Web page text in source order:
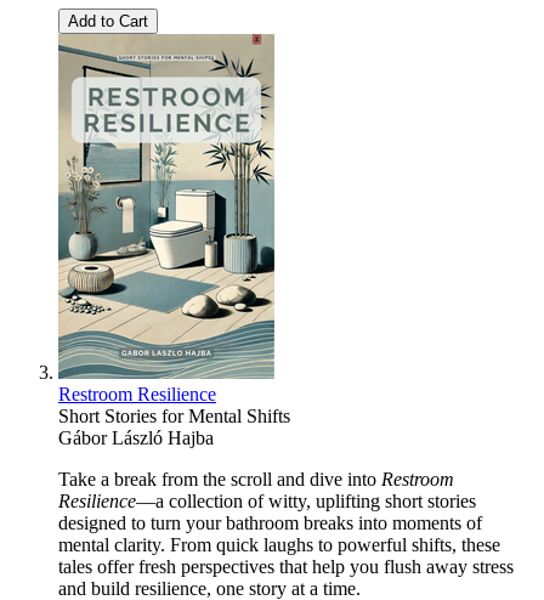
Add to Cart
Restroom Resilience
Short Stories for Mental Shifts
Gábor László Hajba
Take a break from the scroll and dive into Restroom
Resilience—a collection of witty, uplifting short stories
designed to turn your bathroom breaks into moments of
mental clarity. From quick laughs to powerful shifts, these
tales offer fresh perspectives that help you flush away stress
and build resilience, one story at a time.